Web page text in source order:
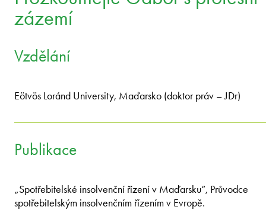
zázemí
Vzdělání
Eötvös Loránd University, Maďarsko (doktor práv – JDr)
Publikace
„Spotřebitelské insolvenční řízení v Maďarsku“, Průvodce
spotřebitelským insolvenčním řízením v Evropě.